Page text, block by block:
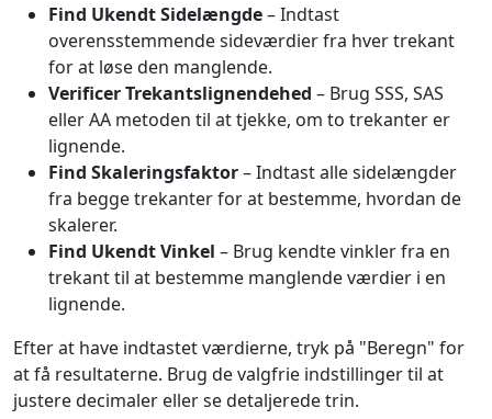
Find Ukendt Sidelængde– Indtast
overensstemmende sideværdier fra hver trekant
for at løse den manglende.
Verificer Trekantslignendehed – Brug SSS, SAS
eller AA metoden til at tjekke, om to trekanter er
lignende.
Find Skaleringsfaktor– Indtast alle sidelængder
fra begge trekanter for at bestemme, hvordan de
skalerer.
Find Ukendt Vinkel – Brug kendte vinkler fra en
trekant til at bestemme manglende værdier i en
lignende.
Efter at have indtastet værdierne, tryk på "Beregn" for
at få resultaterne. Brug de valgfrie indstillinger til at
justere decimaler eller se detaljerede trin.